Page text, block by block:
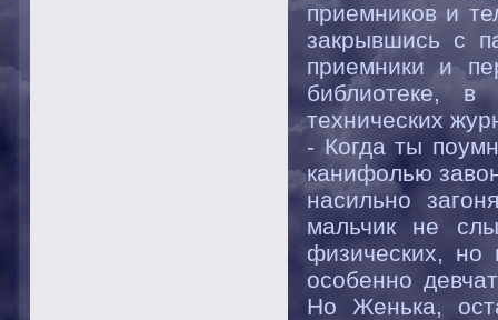
приемников и
закрывшись с
приемники и
библиотеке,
технических
- Когда ты
канифолью
насильно
мальчик не
физических, но
особенно
Но Женька,